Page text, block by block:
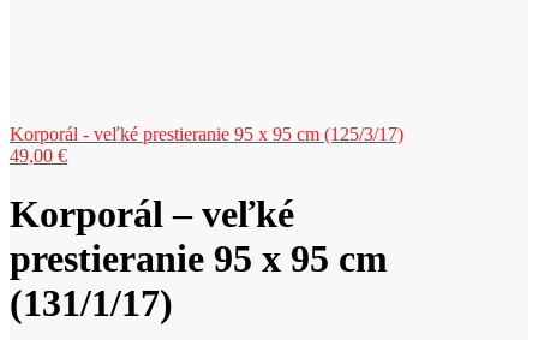
Korporál - veľké prestieranie 95 x 95 cm (125/3/17)
49,00 €
Korporál – veľké
prestieranie 95 x 95 cm
(131/1/17)